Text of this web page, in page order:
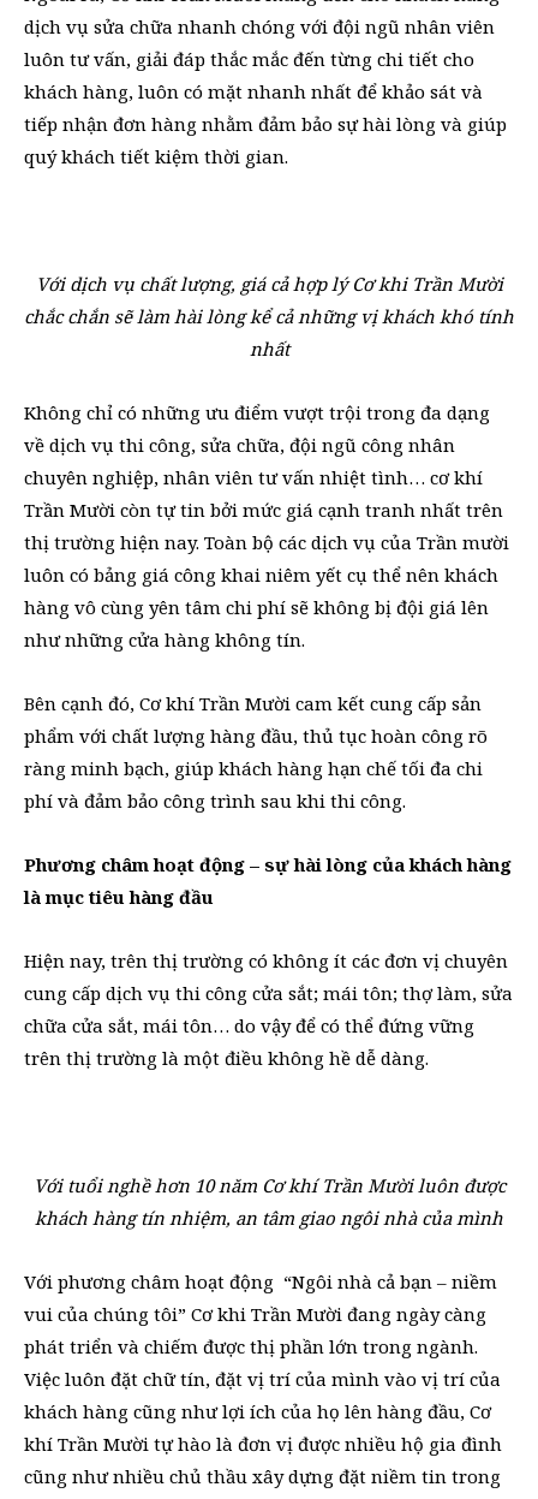
dịch vụ sửa chữa nhanh chóng với đội ngũ nhân viên
luôn tư vấn, giải đáp thắc mắc đến từng chi tiết cho
khách hàng, luôn có mặt nhanh nhất để khảo sát và
tiếp nhận đơn hàng nhằm đảm bảo sự hài lòng và giúp
quý khách tiết kiệm thời gian.
Với dịch vụ chất lượng, giá cả hợp lý Cơ khi Trần Mười
chắc chắn sẽ làm hài lòng kể cả những vị khách khó tính
nhất
Không chỉ có những ưu điểm vượt trội trong đa dạng
về dịch vụ thi công, sửa chữa, đội ngũ công nhân
chuyên nghiệp, nhân viên tư vấn nhiệt tình… cơ khí
Trần Mười còn tự tin bởi mức giá cạnh tranh nhất trên
thị trường hiện nay. Toàn bộ các dịch vụ của Trần mười
luôn có bảng giá công khai niêm yết cụ thể nên khách
hàng vô cùng yên tâm chi phí sẽ không bị đội giá lên
như những cửa hàng không tín.
Bên cạnh đó, Cơ khí Trần Mười cam kết cung cấp sản
phẩm với chất lượng hàng đầu, thủ tục hoàn công rõ
ràng minh bạch, giúp khách hàng hạn chế tối đa chi
phí và đảm bảo công trình sau khi thi công.
Phương châm hoạt động – sự hài lòng của khách hàng
là mục tiêu hàng đầu
Hiện nay, trên thị trường có không ít các đơn vị chuyên
cung cấp dịch vụ thi công cửa sắt; mái tôn; thợ làm, sửa
chữa cửa sắt, mái tôn… do vậy để có thể đứng vững
trên thị trường là một điều không hề dễ dàng.
Với tuổi nghề hơn 10 năm Cơ khí Trần Mười luôn được
khách hàng tín nhiệm, an tâm giao ngôi nhà của mình
Với phương châm hoạt động “Ngôi nhà cả bạn – niềm
vui của chúng tôi” Cơ khi Trần Mười đang ngày càng
phát triển và chiếm được thị phần lớn trong ngành.
Việc luôn đặt chữ tín, đặt vị trí của mình vào vị trí của
khách hàng cũng như lợi ích của họ lên hàng đầu, Cơ
khí Trần Mười tự hào là đơn vị được nhiều hộ gia đình
cũng như nhiều chủ thầu xây dựng đặt niềm tin trong